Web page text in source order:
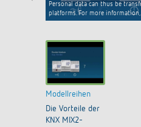
Personal data can thus be
platforms. For more
Modellreihen
Die Vorteile der
KNX MIX2-